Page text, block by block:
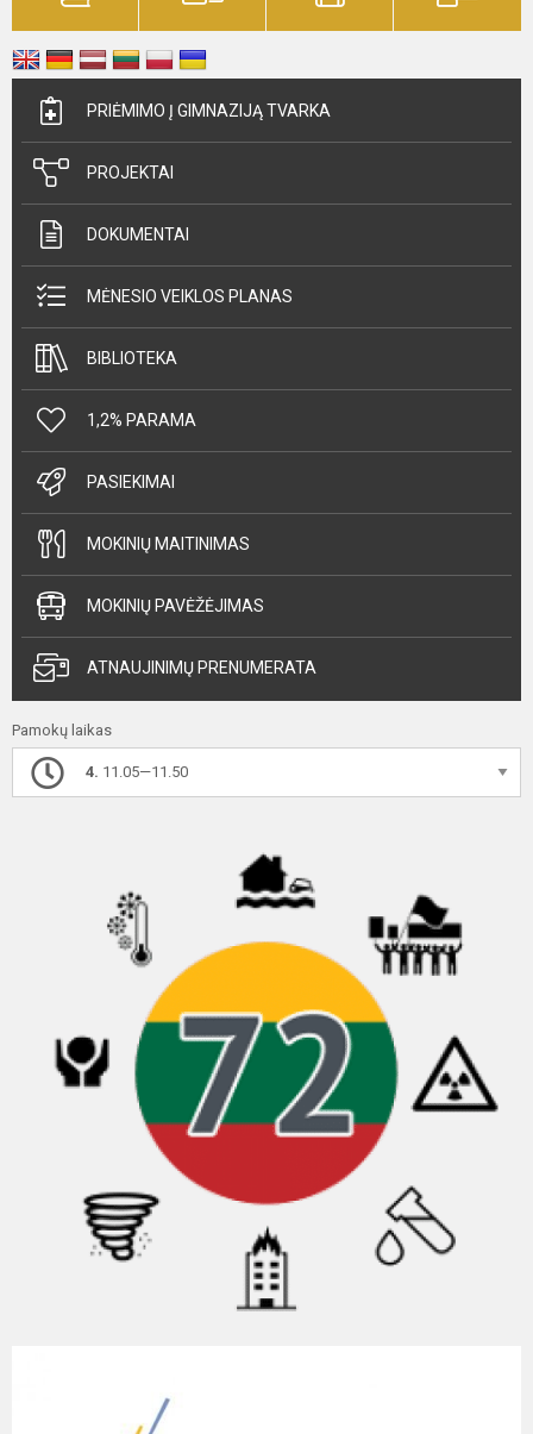
PRIĖMIMO Į GIMNAZIJĄ TVARKA
PROJEKTAI
DOKUMENTAI
MĖNESIO VEIKLOS PLANAS
BIBLIOTEKA
1,2% PARAMA
PASIEKIMAI
MOKINIŲ MAITINIMAS
MOKINIŲ PAVĖŽĖJIMAS
ATNAUJINIMŲ PRENUMERATA
Pamokų laikas
4. 11.05—11.50